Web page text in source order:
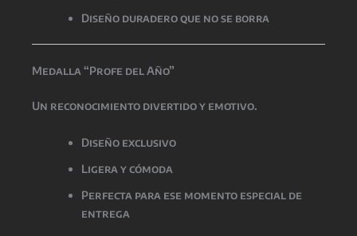
Diseño duradero que no se borra
Medalla “Profe del Año”
Un reconocimiento divertido y emotivo.
Diseño exclusivo
Ligera y cómoda
Perfecta para ese momento especial de
entrega